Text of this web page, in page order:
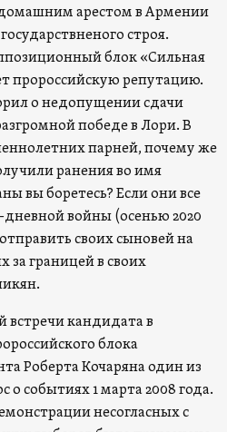
арестом в Армении
строя.
блок «Сильная
пророссийскую репутацию.
о недопущении сдачи
победе в Лори. В
парней, почему же
ранения во имя
вы боретесь? Если они все
войны (осенью 2020
своих сыновей на
границей в своих
встречи кандидата в
блока
Роберта Кочаряна один из
о событиях 1 марта 2008 года.
несогласных с